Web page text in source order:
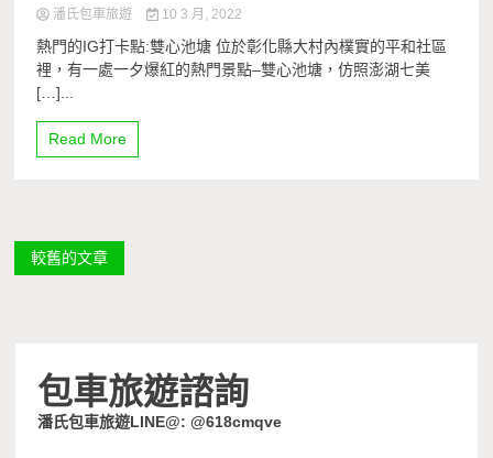
潘氏包車旅遊 10 3 月, 2022
熱門的IG打卡點:雙心池塘 位於彰化縣大村內樸實的平和社區
裡，有一處一夕爆紅的熱門景點–雙心池塘，仿照澎湖七美
[…]...
Read More
文
覽
較舊的文章
包車旅遊諮詢
潘氏包車旅遊LINE@: @618cmqve